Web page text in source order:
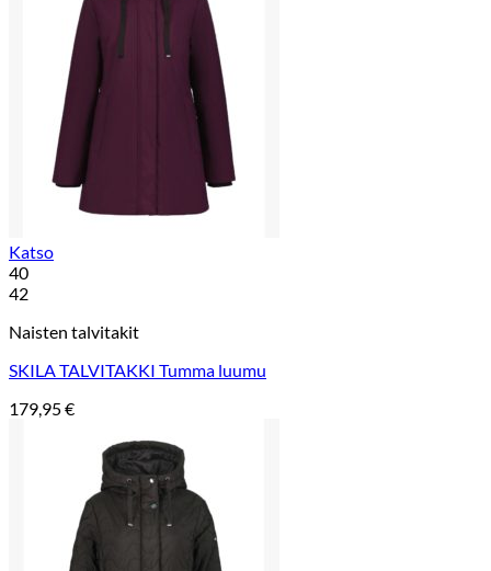
Katso
40
42
Naisten talvitakit
SKILA TALVITAKKI Tumma luumu
179,95€